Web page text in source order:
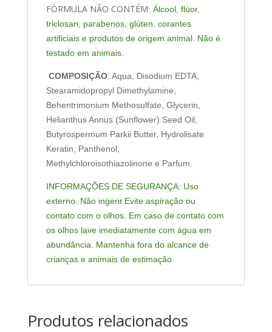
FÓRMULA NÃO CONTÉM: Álcool, flúor,
triclosan, parabenos, glúten, corantes
artificiais e produtos de origem animal. Não é
testado em animais.
COMPOSIÇÃO: Aqua, Disodium EDTA,
Stearamidopropyl Dimethylamine,
Behentrimonium Methosulfate, Glycerin,
Helianthus Annus (Sunflower) Seed Oil,
Butyrospermum Parkii Butter, Hydrolisate
Keratin, Panthenol,
Methylchloroisothiazolinone e Parfum.
INFORMAÇÕES DE SEGURANÇA: Uso
externo. Não ingerir.Evite aspiração ou
contato com o olhos. Em caso de contato com
os olhos lave imediatamente com água em
abundância. Mantenha fora do alcance de
crianças e animais de estimação.
Produtos relacionados